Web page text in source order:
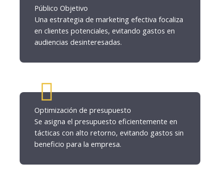
Público Objetivo
Una estrategia de marketing efectiva focaliza
en clientes potenciales, evitando gastos en
audiencias desinteresadas.
Optimización de presupuesto
Se asigna el presupuesto eficientemente en
tácticas con alto retorno, evitando gastos sin
beneficio para la empresa.